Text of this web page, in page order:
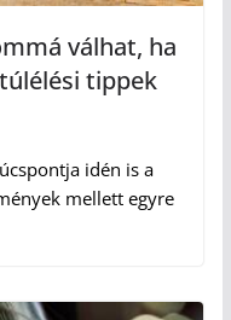
válhat, ha
tippek
idén is a
mellett egyre